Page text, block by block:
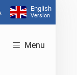
English
Version
Menu